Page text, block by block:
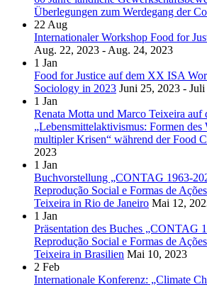
Überlegungen zum Werdegang der
22 Aug
Internationaler Workshop Food for
Aug. 22, 2023 - Aug. 24, 2023
1 Jan
Food for Justice auf dem XX ISA
Sociology in 2023 Juni 25, 2023 -
1 Jan
Renata Motta und Marco Teixeira auf
„Lebensmittelaktivismus: Formen des
multipler Krisen“ während der Food
2023
1 Jan
Buchvorstellung „CONTAG 1963-
Reprodução Social e Formas de
Teixeira in Rio de Janeiro Mai 12,
1 Jan
Präsentation des Buches „CONTAG
Reprodução Social e Formas de
Teixeira in Brasilien Mai 10, 2023
2 Feb
Internationale Konferenz: „Climate